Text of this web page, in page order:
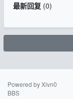
最新回复(0)
Powered by Xivn0
BBS